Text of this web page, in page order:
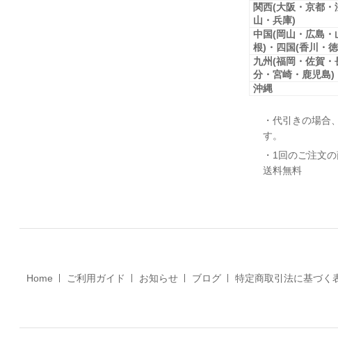
関西(大阪・京都
山・兵庫)
中国(岡山・広島・
根)・四国(香川・
九州(福岡・佐賀・
分・宮崎・鹿児島)
沖縄
・代引きの場合
す。
・1回のご注文
送料無料
Home ご利用ガイド お知らせ ブログ 特定商取引法に基づく